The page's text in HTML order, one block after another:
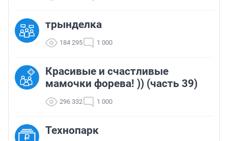
трынделка
184 295 1 000
Красивые и счастливые
мамочки форева! )) (часть 39)
296 332 1 000
Технопарк